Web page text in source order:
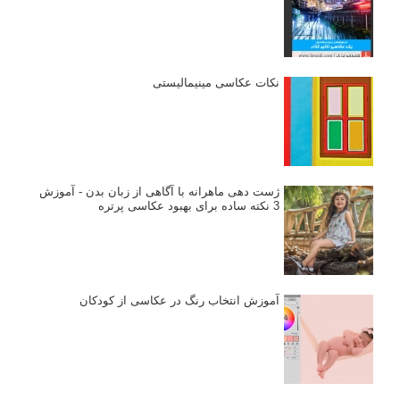
نکات عکاسی مینیمالیستی
ژست دهی ماهرانه با آگاهی از زبان بدن - آموزش
3 نکته ساده برای بهبود عکاسی پرتره
آموزش انتخاب رنگ در عکاسی از کودکان